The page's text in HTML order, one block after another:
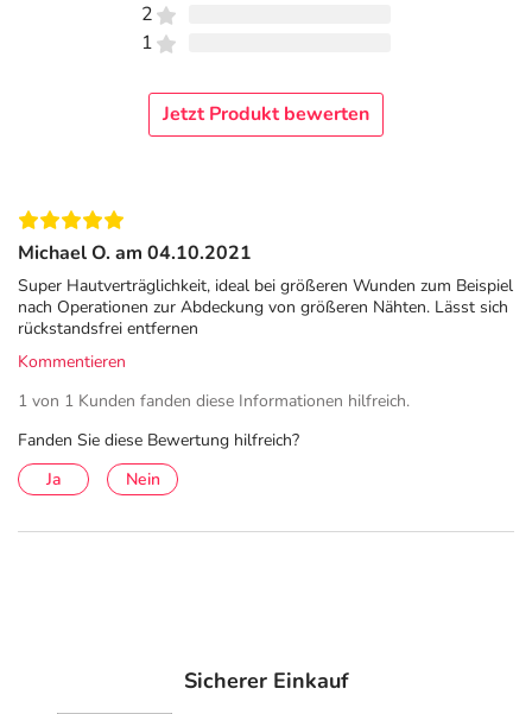
2
1
Jetzt Produkt bewerten
Michael O. am 04.10.2021
Super Hautverträglichkeit, ideal bei größeren Wunden zum Beispiel
nach Operationen zur Abdeckung von größeren Nähten. Lässt sich
rückstandsfrei entfernen
Kommentieren
1 von 1 Kunden fanden diese Informationen hilfreich.
Fanden Sie diese Bewertung hilfreich?
Ja
Nein
Sicherer Einkauf